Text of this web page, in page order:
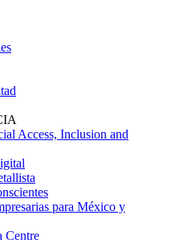
Access, Inclusion and
para México y
Centre